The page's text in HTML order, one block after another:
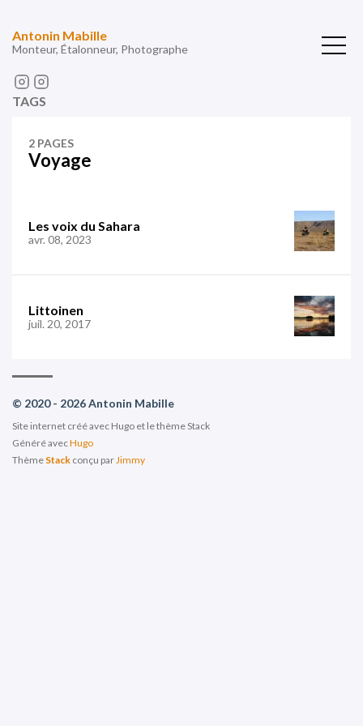
Antonin Mabille
Monteur, Étalonneur, Photographe
TAGS
2 PAGES
Voyage
Les voix du Sahara
avr. 08, 2023
Littoinen
juil. 20, 2017
© 2020 - 2026 Antonin Mabille
Site internet créé avec Hugo et le thème Stack
Généré avecHugo
Thème Stack conçu par Jimmy